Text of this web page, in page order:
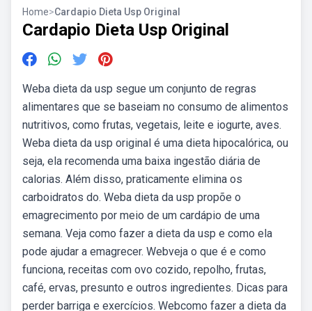
Home>Cardapio Dieta Usp Original
Cardapio Dieta Usp Original
Weba dieta da usp segue um conjunto de regras
alimentares que se baseiam no consumo de alimentos
nutritivos, como frutas, vegetais, leite e iogurte, aves.
Weba dieta da usp original é uma dieta hipocalórica, ou
seja, ela recomenda uma baixa ingestão diária de
calorias. Além disso, praticamente elimina os
carboidratos do. Weba dieta da usp propõe o
emagrecimento por meio de um cardápio de uma
semana. Veja como fazer a dieta da usp e como ela
pode ajudar a emagrecer. Webveja o que é e como
funciona, receitas com ovo cozido, repolho, frutas,
café, ervas, presunto e outros ingredientes. Dicas para
perder barriga e exercícios. Webcomo fazer a dieta da